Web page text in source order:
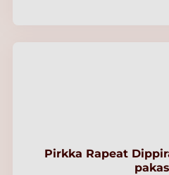
Pirkka Rapeat